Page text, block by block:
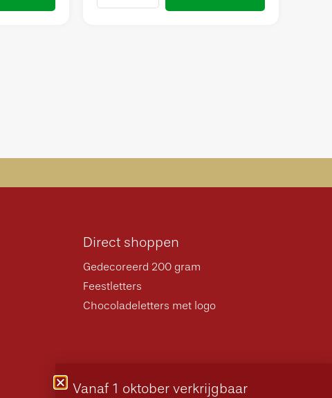
Direct shoppen
Gedecoreerd 200 gram
Feestletters
Chocoladeletters met logo
Vanaf 1 oktober verkrijgbaar